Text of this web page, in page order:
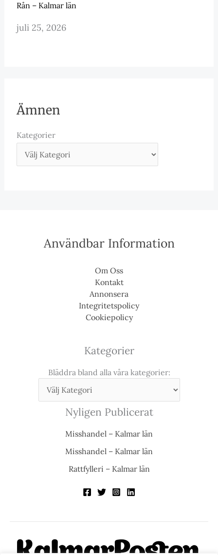
Rån – Kalmar län
juli 25, 2026
Ämnen
Kategorier
Användbar Information
Om Oss
Kontakt
Annonsera
Integritetspolicy
Cookiepolicy
Kategorier
Bläddra bland alla våra kategorier:
Nyligen Publicerat
Misshandel – Kalmar län
Misshandel – Kalmar län
Rattfylleri – Kalmar län